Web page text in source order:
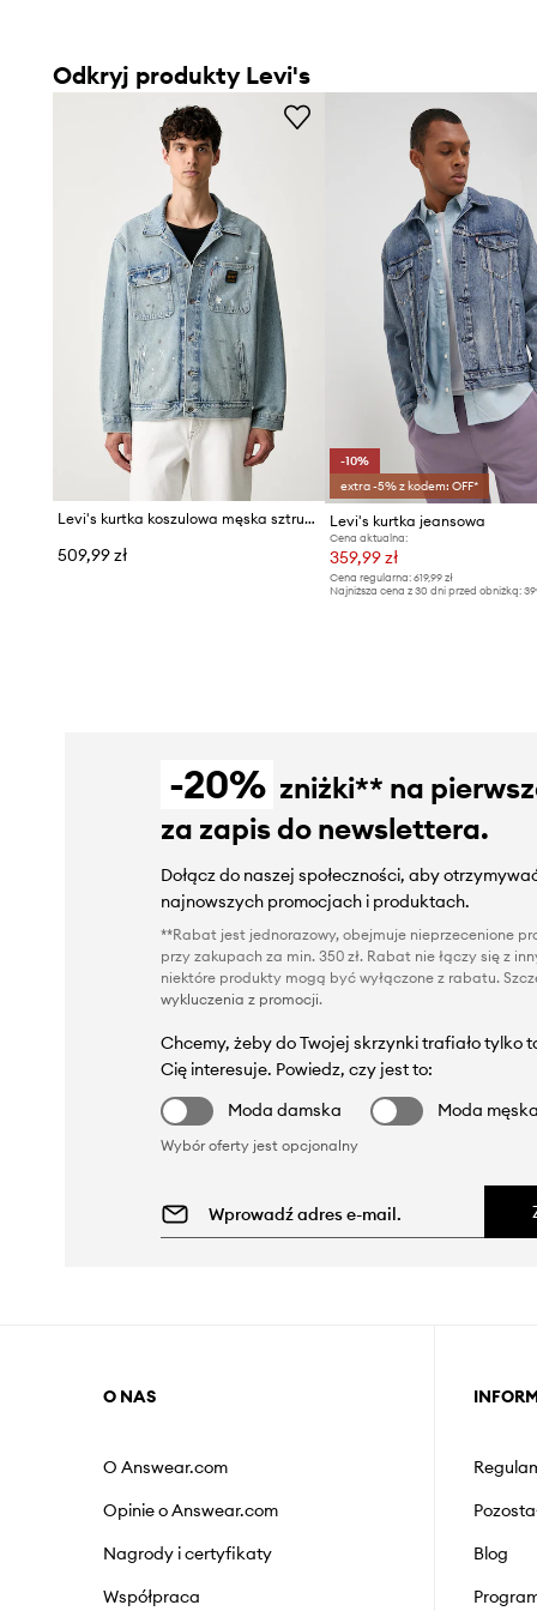
Odkryj produkty Levi's
Levi's kurtka koszulowa męska sztruksowa SUNRISE
509,99 zł
-10%
extra -5% z kodem: OFF*
Levi's kurtka jeansowa
Cena aktualna:
359,99 zł
Cena regularna:619,99 zł
Najniższa cena z 30 dni przed obniżką:
-20% zniżki** na
za zapis do newslettera.
Dołącz do naszej społeczności, aby
najnowszych promocjach i produktach.
**Rabat jest jednorazowy, obejmuje nieprzecenione
przy zakupach za min. 350 zł. Rabat nie łączy się z
niektóre produkty mogą być wyłączone z rabatu.
wykluczenia z promocji.
Chcemy, żeby do Twojej skrzynki trafiało tylko
Cię interesuje. Powiedz, czy jest to:
Moda damska
Moda
Wybór oferty jest opcjonalny
O NAS
O Answear.com
Opinie o Answear.com
Nagrody i certyfikaty
Współpraca
Blog